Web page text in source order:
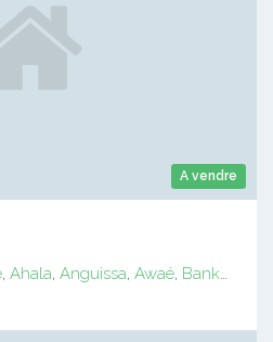
A vendre
, Ahala, Anguissa, Awaé, Bankomo